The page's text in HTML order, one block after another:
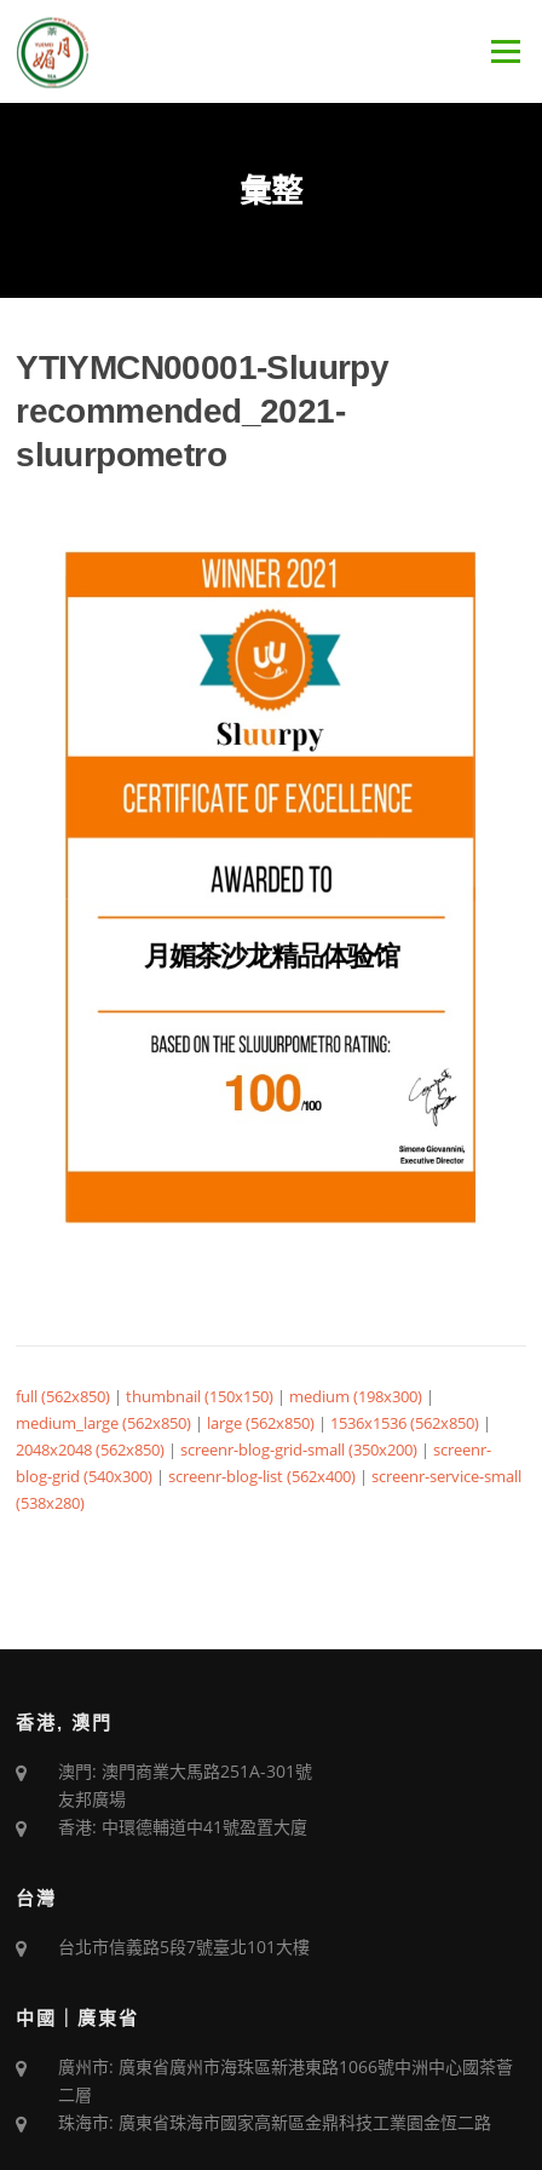
content
Menu
彙整
YTIYMCN00001-Sluurpy
recommended_2021-
sluurpometro
full (562x850) |thumbnail (150x150) | medium (198x300) |
medium_large (562x850) | large (562x850) | 1536x1536 (562x850) |
2048x2048 (562x850) |screenr-blog-grid-small (350x200) |screenr-
blog-grid (540x300) |screenr-blog-list (562x400) |screenr-service-small
(538x280)
香港, 澳門
澳門: 澳門商業大馬路251A-301號
友邦廣場
香港: 中環德輔道中41號盈置大廈
台灣
台北市信義路5段7號臺北101大樓
中國｜廣東省
廣州市: 廣東省廣州市海珠區新港東路1066號中洲中心國茶薈
二層
珠海市: 廣東省珠海市國家高新區金鼎科技工業園金恆二路